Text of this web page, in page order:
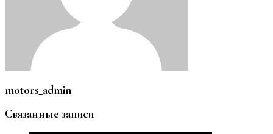
motors_admin
Связанные записи